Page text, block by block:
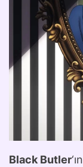
Black Butler